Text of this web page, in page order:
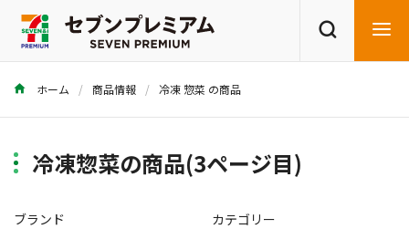
商品を探す レシピを探す
ホーム 商品情報 冷凍 惣菜 の商品
冷凍惣菜の商品(3ページ目)
ブランド カテゴリー